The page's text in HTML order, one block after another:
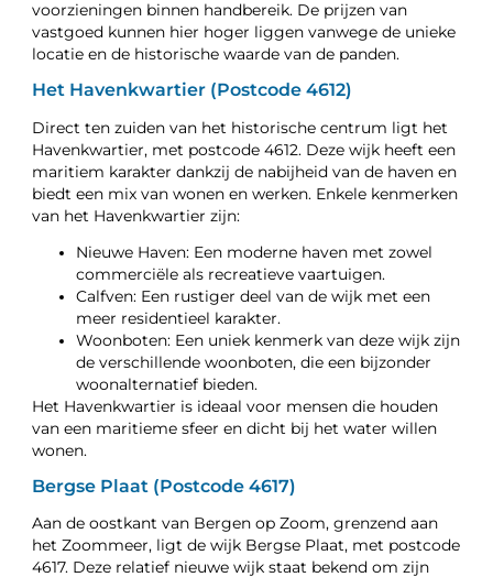
voorzieningen binnen handbereik. De prijzen van
vastgoed kunnen hier hoger liggen vanwege de unieke
locatie en de historische waarde van de panden.
Het Havenkwartier (Postcode 4612)
Direct ten zuiden van het historische centrum ligt het
Havenkwartier, met postcode 4612. Deze wijk heeft een
maritiem karakter dankzij de nabijheid van de haven en
biedt een mix van wonen en werken. Enkele kenmerken
van het Havenkwartier zijn:
Nieuwe Haven: Een moderne haven met zowel
commerciële als recreatieve vaartuigen.
Calfven: Een rustiger deel van de wijk met een
meer residentieel karakter.
Woonboten: Een uniek kenmerk van deze wijk zijn
de verschillende woonboten, die een bijzonder
woonalternatief bieden.
Het Havenkwartier is ideaal voor mensen die houden
van een maritieme sfeer en dicht bij het water willen
wonen.
Bergse Plaat (Postcode 4617)
Aan de oostkant van Bergen op Zoom, grenzend aan
het Zoommeer, ligt de wijk Bergse Plaat, met postcode
4617. Deze relatief nieuwe wijk staat bekend om zijn